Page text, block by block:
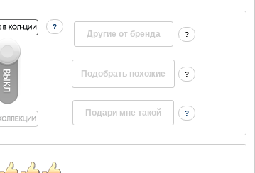
?
Другие от бренда ?
?
?